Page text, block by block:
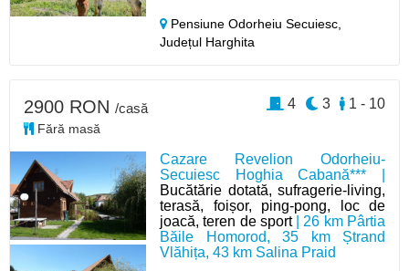
Pensiune Odorheiu Secuiesc,
Județul Harghita
Cazare Revelion Odorheiu-
Secuiesc Hoghia Cabană*** |
Bucătărie dotată, sufragerie-living,
terasă, foișor, ping-pong, loc de
joacă, teren de sport| 26 km Pârtia
Băile Homorod, 35 km Ștrand
Vlăhița, 43 km Salina Praid
2900 RON /casă
Fără masă
1 - 10
3
4